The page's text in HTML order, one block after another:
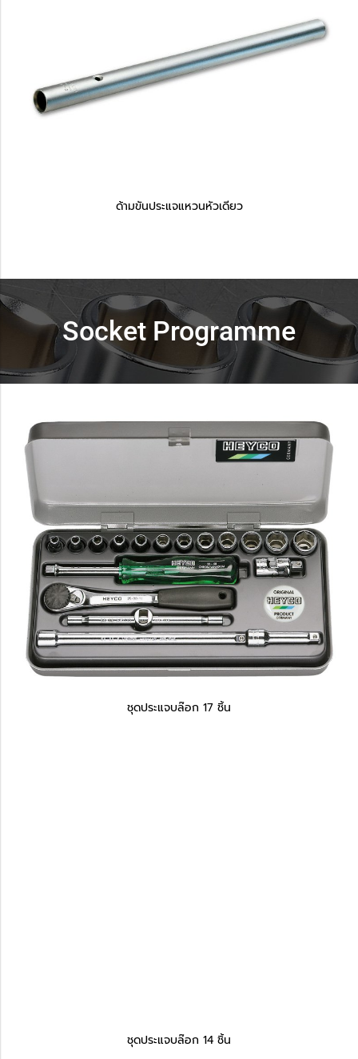
ด้ามขันประแจแหวนหัวเดียว
Socket Programme
ชุดประแจบล๊อก 17 ชิ้น
ชุดประแจบล๊อก 14 ชิ้น